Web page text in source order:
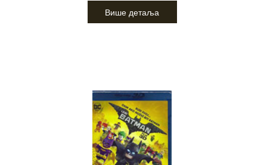
Више детаља